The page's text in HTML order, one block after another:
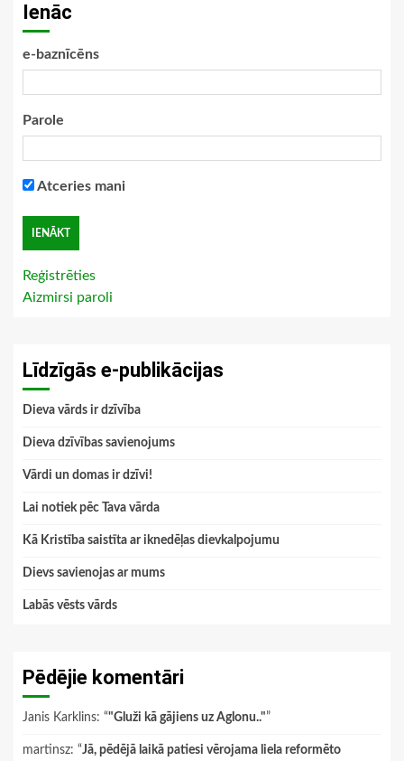
Ienāc
e-baznīcēns
Parole
Atceries mani
Reģistrēties
Aizmirsi paroli
Līdzīgās e-publikācijas
Dieva vārds ir dzīvība
Dieva dzīvības savienojums
Vārdi un domas ir dzīvi!
Lai notiek pēc Tava vārda
Kā Kristība saistīta ar iknedēļas dievkalpojumu
Dievs savienojas ar mums
Labās vēsts vārds
Pēdējie komentāri
Janis Karklins: “"Gluži kā gājiens uz Aglonu.."”
martinsz: “Jā, pēdējā laikā patiesi vērojama liela reformēto